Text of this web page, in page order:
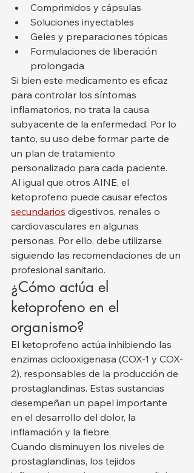
Comprimidos y cápsulas
Soluciones inyectables
Geles y preparaciones tópicas
Formulaciones de liberación
prolongada
Si bien este medicamento es eficaz
para controlar los síntomas
inflamatorios, no trata la causa
subyacente de la enfermedad. Por lo
tanto, su uso debe formar parte de
un plan de tratamiento
personalizado para cada paciente.
Al igual que otros AINE, el
ketoprofeno puede causar efectos
secundarios digestivos, renales o
cardiovasculares en algunas
personas. Por ello, debe utilizarse
siguiendo las recomendaciones de un
profesional sanitario.
¿Cómo actúa el
ketoprofeno en el
organismo?
El ketoprofeno actúa inhibiendo las
enzimas ciclooxigenasa (COX-1 y COX-
2), responsables de la producción de
prostaglandinas. Estas sustancias
desempeñan un papel importante
en el desarrollo del dolor, la
inflamación y la fiebre.
Cuando disminuyen los niveles de
prostaglandinas, los tejidos